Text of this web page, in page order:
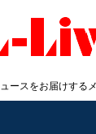
ースをお届けする